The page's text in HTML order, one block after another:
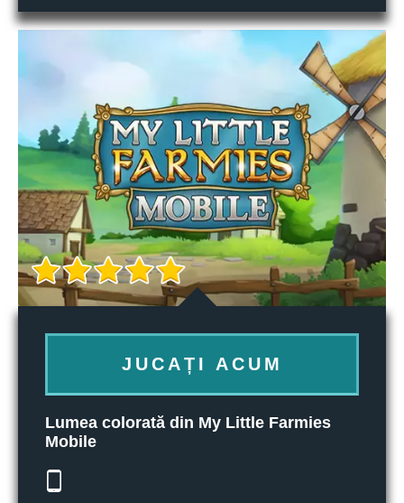
JUCAȚI ACUM
Lumea colorată din My Little Farmies
Mobile